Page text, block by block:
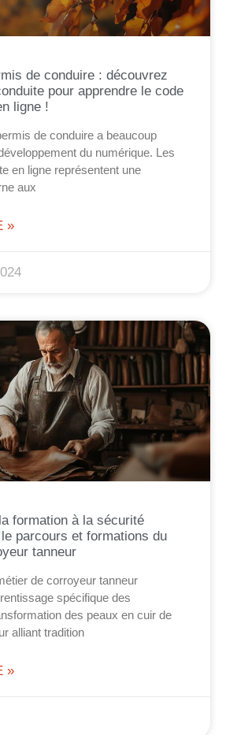
de conduire : découvrez
pour apprendre le code
ligne !
de conduire a beaucoup
du numérique. Les
en ligne représentent une
aux
»
formation à la sécurité
parcours et formations du
tanneur
de corroyeur tanneur
spécifique des
des peaux en cuir de
alliant tradition
»